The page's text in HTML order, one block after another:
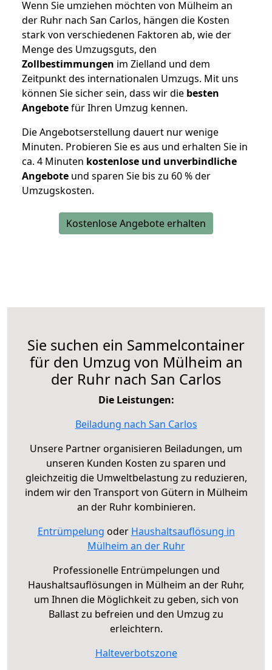
Wenn Sie umziehen möchten von Mülheim an
der Ruhr nach San Carlos, hängen die Kosten
stark von verschiedenen Faktoren ab, wie der
Menge des Umzugsguts, den
Zollbestimmungen im Zielland und dem
Zeitpunkt des internationalen Umzugs. Mit uns
können Sie sicher sein, dass wir die besten
Angebotefür Ihren Umzug kennen.
Die Angebotserstellung dauert nur wenige
Minuten. Probieren Sie es aus und erhalten Sie in
ca. 4 Minuten kostenlose und unverbindliche
Angebote und sparen Sie bis zu 60 % der
Umzugskosten.
Kostenlose Angebote erhalten
Sie suchen ein Sammelcontainer
für den Umzug von Mülheim an
der Ruhr nach San Carlos
Die Leistungen:
Beiladung nach San Carlos
Unsere Partner organisieren Beiladungen, um
unseren Kunden Kosten zu sparen und
gleichzeitig die Umweltbelastung zu reduzieren,
indem wir den Transport von Gütern in Mülheim
an der Ruhr kombinieren.
Entrümpelung oder Haushaltsauflösung in
Mülheim an der Ruhr
Professionelle Entrümpelungen und
Haushaltsauflösungen in Mülheim an der Ruhr,
um Ihnen die Möglichkeit zu geben, sich von
Ballast zu befreien und den Umzug zu
erleichtern.
Halteverbotszone